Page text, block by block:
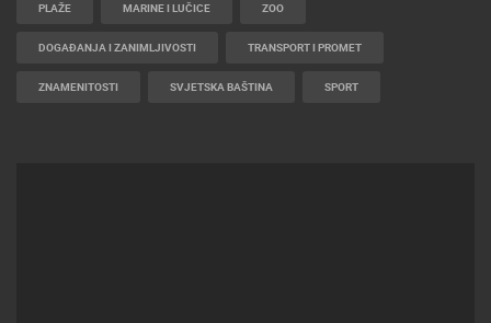
PLAŽE MARINE I LUČICE ZOO
DOGAĐANJA I ZANIMLJIVOSTI TRANSPORT I PROMET
ZNAMENITOSTI SVJETSKA BAŠTINA SPORT